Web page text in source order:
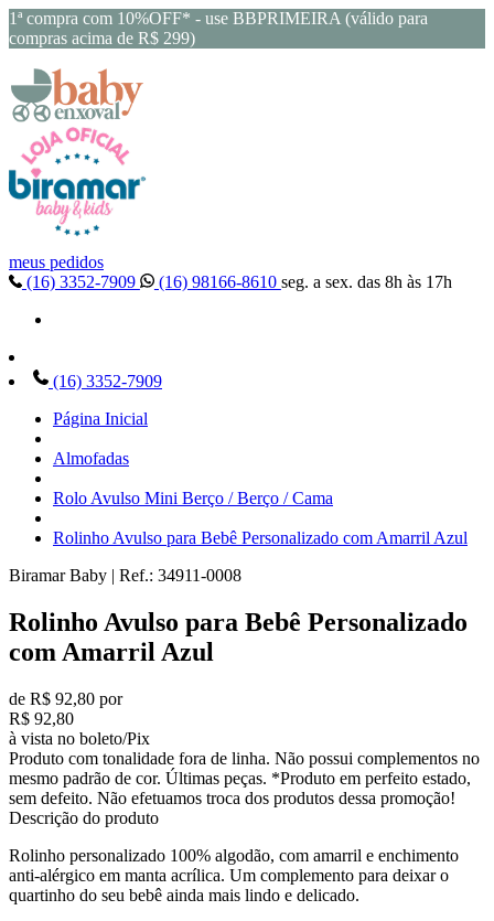
1ª compra com 10%OFF* - use BBPRIMEIRA (válido para
compras acima de R$ 299)
meus pedidos
(16) 3352-7909
(16) 98166-8610 seg. a sex. das 8h às 17h
(16) 3352-7909
Página Inicial
Almofadas
Rolo Avulso Mini Berço / Berço / Cama
Rolinho Avulso para Bebê Personalizado com Amarril Azul
Biramar Baby | Ref.: 34911-0008
Rolinho Avulso para Bebê Personalizado
com Amarril Azul
de R$ 92,80 por
R$ 92,80
à vista no boleto/Pix
Produto com tonalidade fora de linha. Não possui complementos no
mesmo padrão de cor. Últimas peças. *Produto em perfeito estado,
sem defeito. Não efetuamos troca dos produtos dessa promoção!
Descrição do produto
Rolinho personalizado 100% algodão, com amarril e enchimento
anti-alérgico em manta acrílica. Um complemento para deixar o
quartinho do seu bebê ainda mais lindo e delicado.